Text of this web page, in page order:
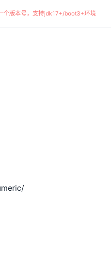
个版本号，支持jdk17+/boot3+环境